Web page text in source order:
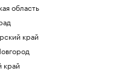
область
край
край